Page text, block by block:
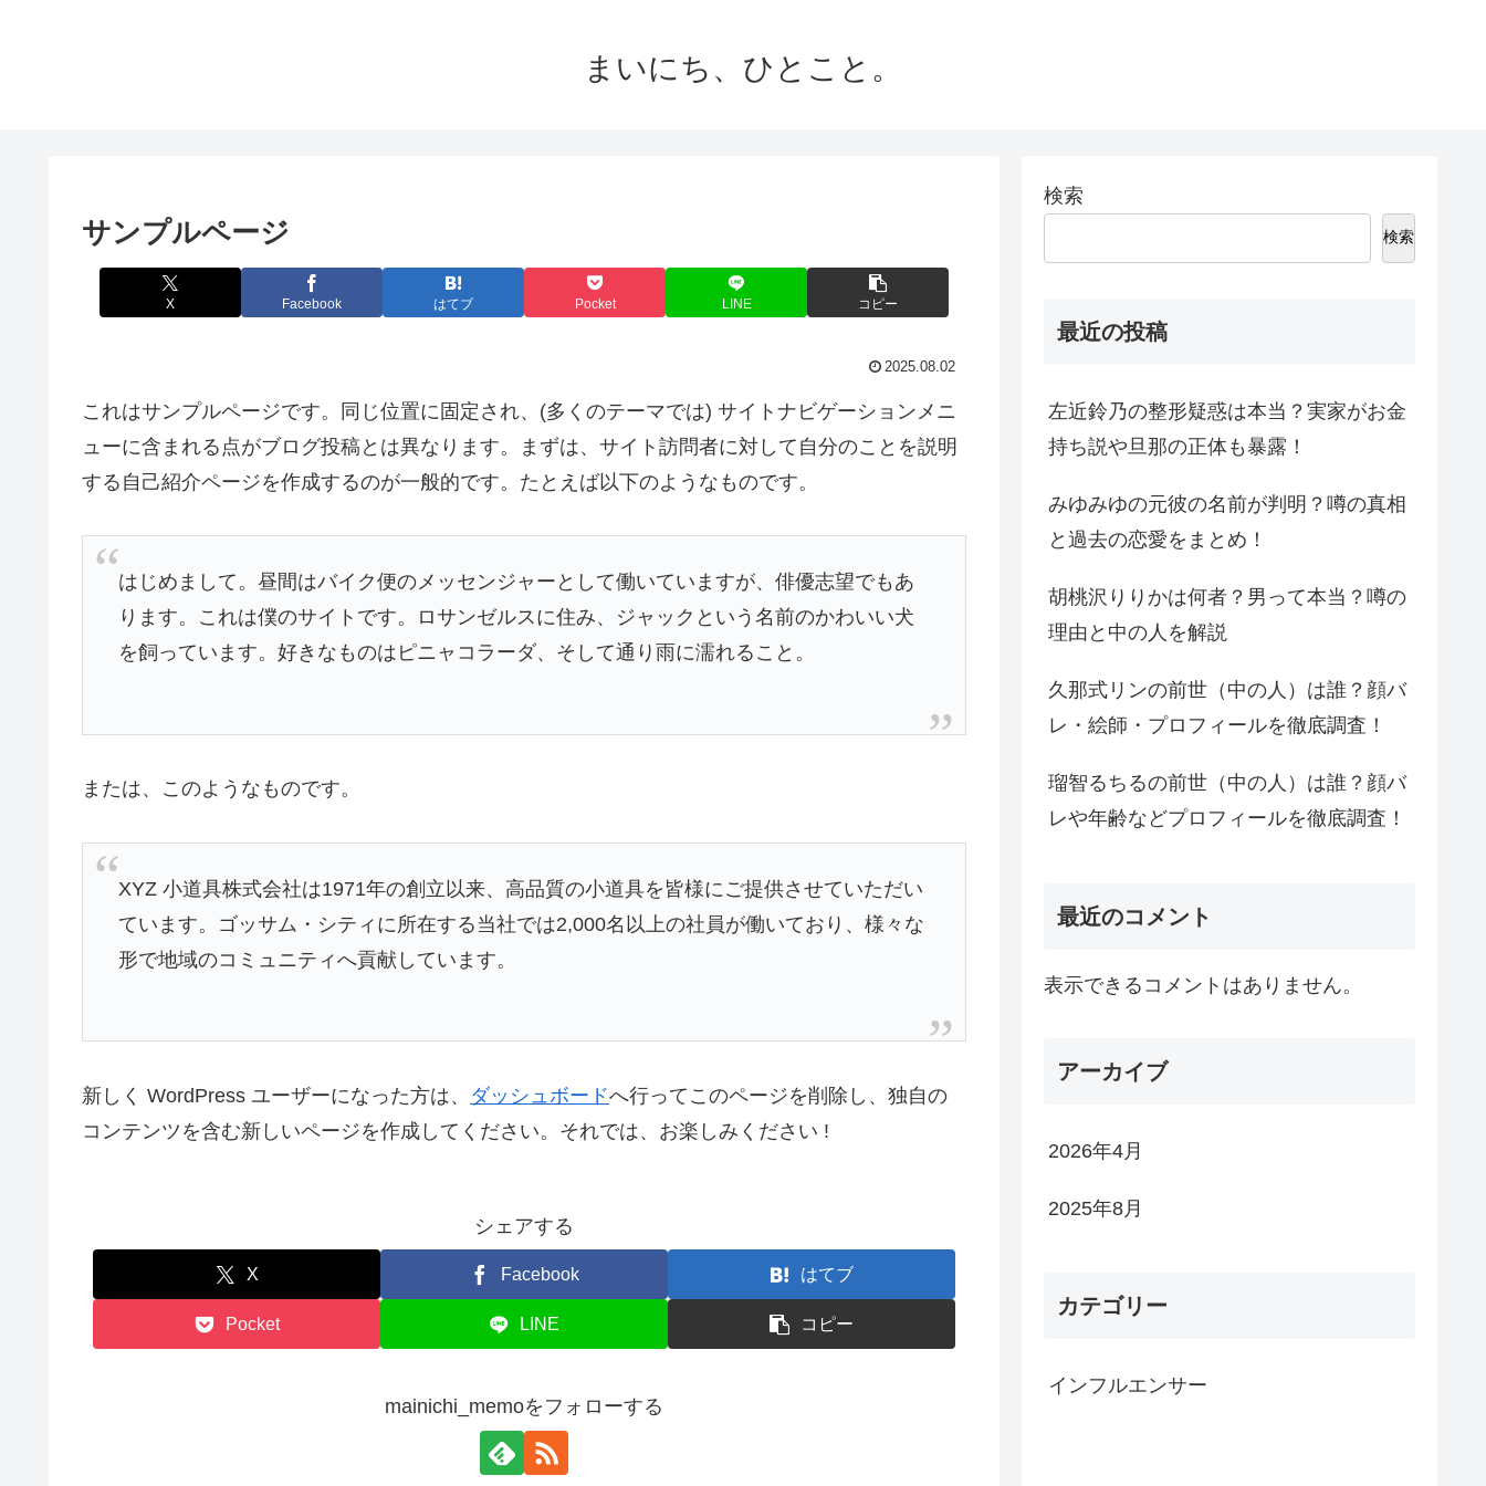
まいにち、ひとこと。
サンプルページ
X Facebook はてブ Pocket LINE コピー
2025.08.02
これはサンプルページです。同じ位置に固定され、(多くのテーマでは) サイトナビゲーションメニ
ューに含まれる点がブログ投稿とは異なります。まずは、サイト訪問者に対して自分のことを説明
する自己紹介ページを作成するのが一般的です。たとえば以下のようなものです。
はじめまして。昼間はバイク便のメッセンジャーとして働いていますが、俳優志望でもあ
ります。これは僕のサイトです。ロサンゼルスに住み、ジャックという名前のかわいい犬
を飼っています。好きなものはピニャコラーダ、そして通り雨に濡れること。
または、このようなものです。
XYZ 小道具株式会社は1971年の創立以来、高品質の小道具を皆様にご提供させていただい
ています。ゴッサム・シティに所在する当社では2,000名以上の社員が働いており、様々な
形で地域のコミュニティへ貢献しています。
新しく WordPress ユーザーになった方は、 ダッシュボードへ行ってこのページを削除し、独自の
コンテンツを含む新しいページを作成してください。それでは、お楽しみください !
シェアする
X Facebook はてブ
Pocket LINE コピー
mainichi_memoをフォローする
検索
検索
最近の投稿
左近鈴乃の整形疑惑は本当？実家がお金
持ち説や旦那の正体も暴露！
みゆみゆの元彼の名前が判明？噂の真相
と過去の恋愛をまとめ！
胡桃沢りりかは何者？男って本当？噂の
理由と中の人を解説
久那式リンの前世（中の人）は誰？顔バ
レ・絵師・プロフィールを徹底調査！
瑠智るちるの前世（中の人）は誰？顔バ
レや年齢などプロフィールを徹底調査！
最近のコメント
表示できるコメントはありません。
アーカイブ
2026年4月
2025年8月
カテゴリー
インフルエンサー